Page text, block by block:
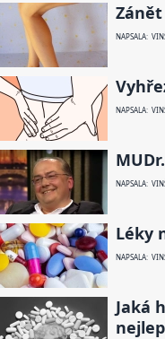
NAPSALA:
NAPSALA:
NAPSALA:
Léky
NAPSALA:
Jaká